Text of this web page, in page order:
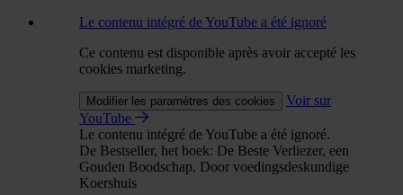
Le contenu intégré de YouTube a été ignoré
Ce contenu est disponible après avoir accepté les
cookies marketing.
Modifier les paramètres des cookies
Voir sur
YouTube
Le contenu intégré de YouTube a été ignoré.
De Bestseller, het boek: De Beste Verliezer, een
Gouden Boodschap. Door voedingsdeskundige
Koershuis